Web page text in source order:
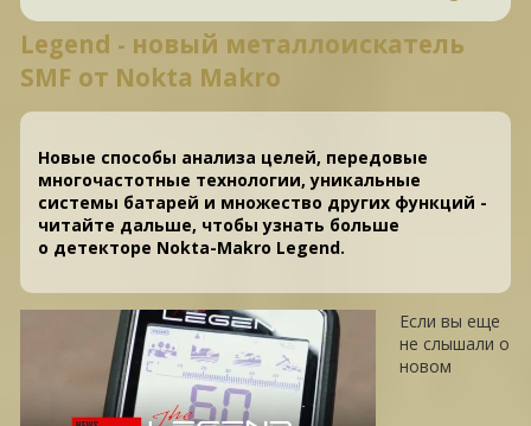
Legend - новый металлоискатель
SMF от Nokta Makro
Новые способы анализа целей, передовые
многочастотные технологии, уникальные
системы батарей и множество других функций -
читайте дальше, чтобы узнать больше
о детекторе Nokta-Makro Legend.
Если вы еще
не слышали о
новом